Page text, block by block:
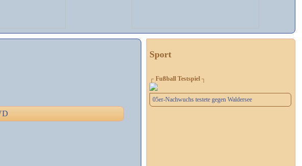
Sport
┌ Fußball Testspiel ┐
05er-Nachwuchs testete gegen Waldersee